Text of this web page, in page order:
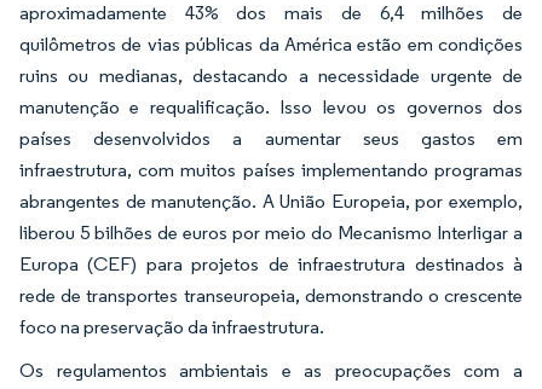
aproximadamente 43% dos mais de 6,4 milhões de
quilômetros de vias públicas da América estão em condições
ruins ou medianas, destacando a necessidade urgente de
manutenção e requalificação. Isso levou os governos dos
países desenvolvidos a aumentar seus gastos em
infraestrutura, com muitos países implementando programas
abrangentes de manutenção. A União Europeia, por exemplo,
liberou 5 bilhões de euros por meio do Mecanismo Interligar a
Europa (CEF) para projetos de infraestrutura destinados à
rede de transportes transeuropeia, demonstrando o crescente
foco na preservação da infraestrutura.
Os regulamentos ambientais e as preocupações com a